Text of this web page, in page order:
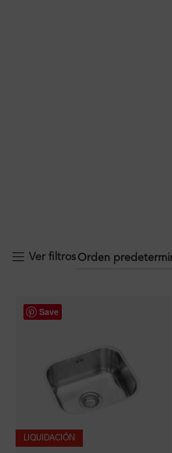
Ver filtros
Save
LIQUIDACIÓN